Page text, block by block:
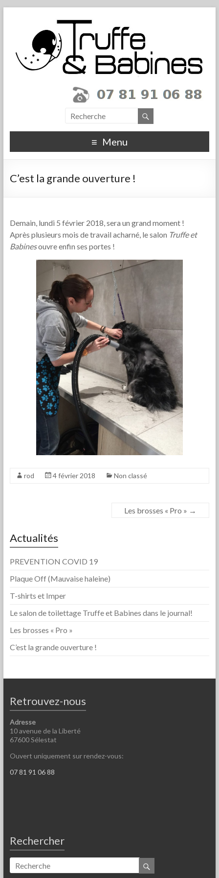
Truffe et Babines
Toilettage canin à Sélestat
Menu
C’est la grande ouverture !
Demain, lundi 5 février 2018, sera un grand moment !
Après plusieurs mois de travail acharné, le salon Truffe et
Babinesouvre enfin ses portes !
rod 4 février 2018 Non classé
Les brosses « Pro » →
Actualités
PREVENTION COVID 19
Plaque Off (Mauvaise haleine)
T-shirts et Imper
Le salon de toilettage Truffe et Babines dans le journal!
Les brosses « Pro »
C’est la grande ouverture !
Retrouvez-nous
Adresse
10 avenue de la Liberté
67600 Sélestat
Ouvert uniquement sur rendez-vous:
07 81 91 06 88
Rechercher